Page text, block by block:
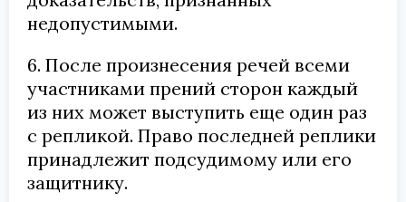
недопустимыми.
6. После произнесения речей всеми
участниками прений сторон каждый
из них может выступить еще один раз
с репликой. Право последней реплики
принадлежит подсудимому или его
защитнику.